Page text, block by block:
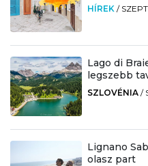
HÍREK /
Lago di
legszebb
SZLOVÉNIA /
Lignano
olasz part